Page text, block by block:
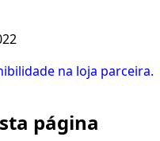
na loja parceira.
página